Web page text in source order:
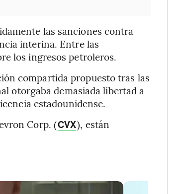
las sanciones contra
interina. Entre las
los ingresos petroleros.
compartida propuesto tras las
otorgaba demasiada libertad a
estadounidense.
Corp. (CVX), están